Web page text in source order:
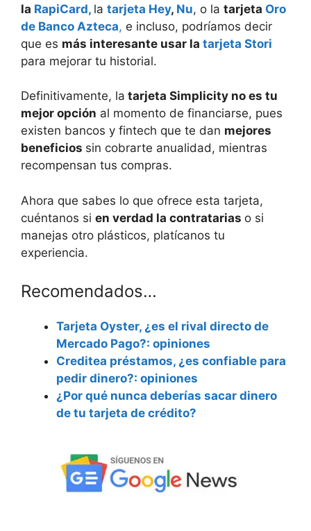
la RapiCard, la tarjeta Hey, Nu, o la tarjeta Oro
de Banco Azteca, e incluso, podríamos decir
que es más interesante usar la tarjeta Stori
para mejorar tu historial.
Definitivamente, la tarjeta Simplicity no es tu
mejor opción al momento de financiarse, pues
existen bancos y fintech que te dan mejores
beneficios sin cobrarte anualidad, mientras
recompensan tus compras.
Ahora que sabes lo que ofrece esta tarjeta,
cuéntanos si en verdad la contratarias o si
manejas otro plásticos, platícanos tu
experiencia.
Recomendados…
Tarjeta Oyster, ¿es el rival directo de
Mercado Pago?: opiniones
Creditea préstamos, ¿es confiable para
pedir dinero?: opiniones
¿Por qué nunca deberías sacar dinero
de tu tarjeta de crédito?